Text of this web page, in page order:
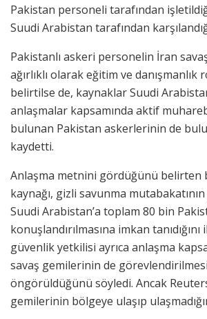
Pakistan personeli tarafından
Suudi Arabistan tarafından
Pakistanlı askeri personelin İran
ağırlıklı olarak eğitim ve danışmanlık
belirtilse de, kaynaklar Suudi
anlaşmalar kapsamında aktif
bulunan Pakistan askerlerinin de
kaydetti.
Anlaşma metnini gördüğünü belirten
kaynağı, gizli savunma
Suudi Arabistan’a toplam 80 bin
konuşlandırılmasına imkan
güvenlik yetkilisi ayrıca anlaşma
savaş gemilerinin de
öngörüldüğünü söyledi. Ancak
gemilerinin bölgeye ulaşıp